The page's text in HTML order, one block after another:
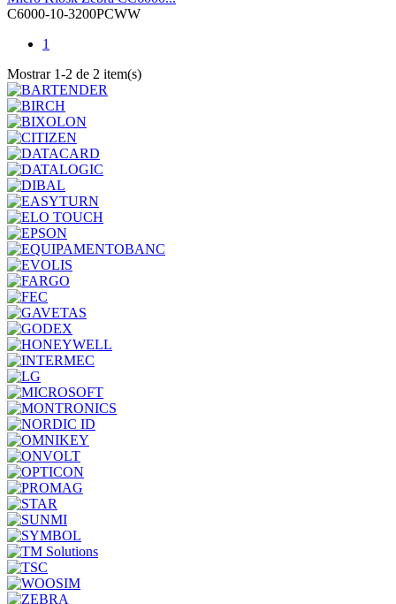
C6000-10-3200PCWW
1
Mostrar 1-2 de 2 item(s)